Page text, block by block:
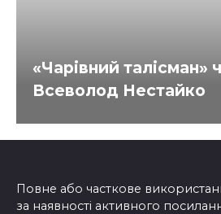
«Чарівний талісман»
Всеволод Нестайко
Повне або часткове
за наявності активного